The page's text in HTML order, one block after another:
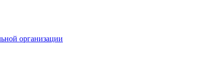
организации